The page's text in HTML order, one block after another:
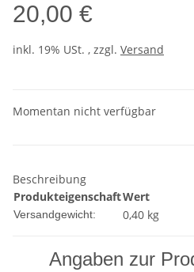
20,00 €
inkl. 19% USt. , zzgl. Versand
Momentan nicht verfügbar
Beschreibung
ProdukteigenschaftWert
Versandgewicht: 0,40 kg
Angaben zur